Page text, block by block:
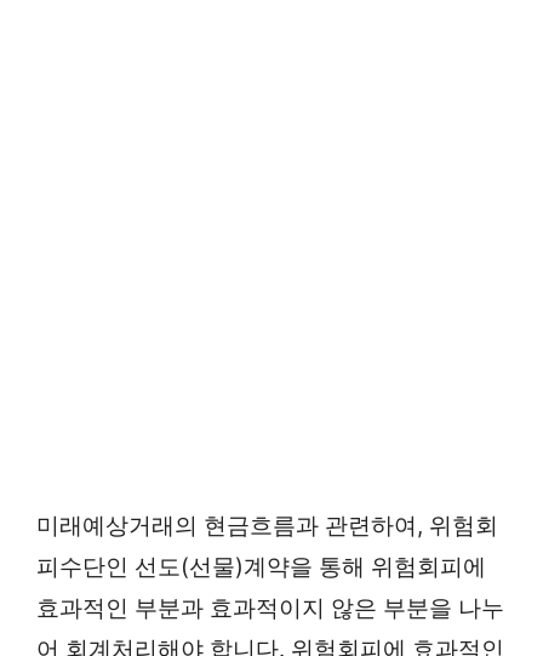
미래예상거래의 현금흐름과 관련하여, 위험회
피수단인 선도(선물)계약을 통해 위험회피에
효과적인 부분과 효과적이지 않은 부분을 나누
어 회계처리해야 합니다. 위험회피에 효과적인